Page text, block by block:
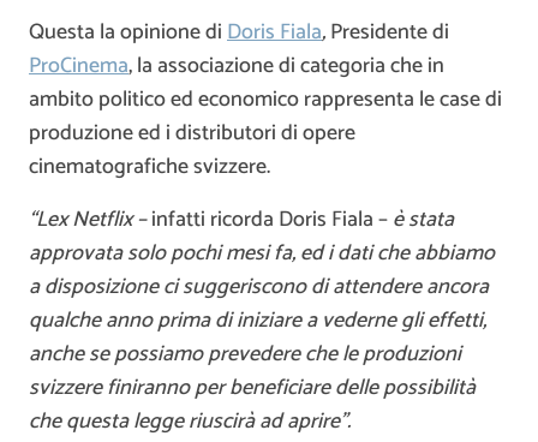
Questa la opinione diDoris Fiala,Presidente di
ProCinema, la associazione di categoria che in
ambito politico ed economico rappresenta le case di
produzione ed i distributori di opere
cinematografiche svizzere.
“Lex Netflix –infatti ricorda Doris Fiala –è stata
approvata solo pochi mesi fa, ed i dati che abbiamo
a disposizione ci suggeriscono di attendere ancora
qualche anno prima di iniziare a vederne gli effetti,
anche se possiamo prevedere che le produzioni
svizzere finiranno per beneficiare delle possibilità
che questa legge riuscirà ad aprire”.